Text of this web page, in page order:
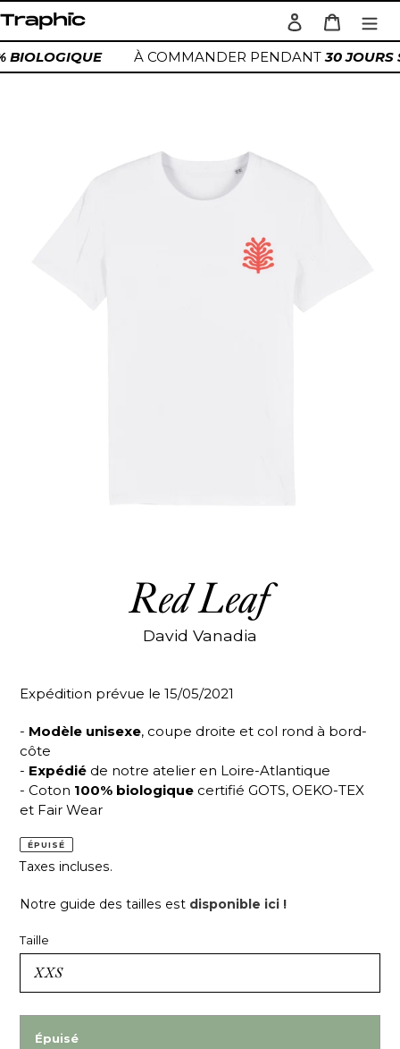
au
contenu
Rechercher
Se connecterPanier
BIOLOGIQUE À COMMANDER PENDANT30 JOURS
Red Leaf
David Vanadia
Expédition prévue le 15/05/2021
- Modèle unisexe, coupe droite et col rond à bord-
côte
- Expédié de notre atelier en Loire-Atlantique
- Coton 100% biologique certifié GOTS, OEKO-TEX
et Fair Wear
ÉPUISÉ
Taxes incluses.
Notre guide des tailles est disponible ici !
Taille
Épuisé